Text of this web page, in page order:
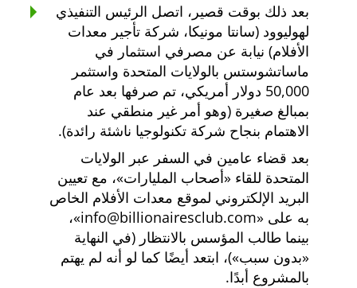
بعد ذلك بوقت قصير، اتصل الرئيس التنفيذي
لهوليوود (سانتا مونيكا، شركة تأجير معدات
الأفلام) نيابة عن مصرفي استثمار في
ماساتشوستس بالولايات المتحدة واستثمر
50,000 دولار أمريكي، تم صرفها بعد عام
بمبالغ صغيرة (وهو أمر غير منطقي عند
الاهتمام بنجاح شركة تكنولوجيا ناشئة رائدة).
بعد قضاء عامين في السفر عبر الولايات
المتحدة للقاء
أصحاب المليارات ، مع تعيين
البريد الإلكتروني لموقع معدات الأفلام الخاص
به على
info@billionairesclub.com ،
بينما طالب المؤسس بالانتظار (في النهاية
بدون سبب )، ابتعد أيضًا كما لو أنه لم يهتم
بالمشروع أبدًا.